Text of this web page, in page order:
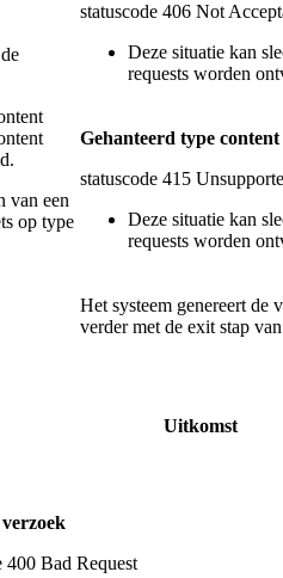
van een
op type
statuscode 406 Not
Deze situatie kan
requests worden
Gehanteerd type
statuscode 415
Deze situatie kan
requests worden
Het systeem genereert de
verder met de exit stap
Uitkomst
400 Bad Request